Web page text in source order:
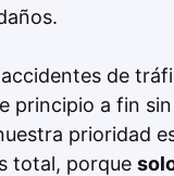
de
principio a fin
prioridad
total, porque